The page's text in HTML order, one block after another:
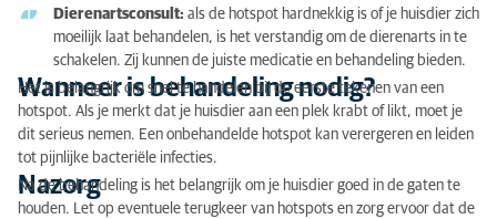
Dierenartsconsult: als de hotspot hardnekkig is of je huisdier zich
moeilijk laat behandelen, is het verstandig om de dierenarts in te
schakelen. Zij kunnen de juiste medicatie en behandeling bieden.
Wanneer is behandeling nodig?
Het is belangrijk om snel te handelen bij de eerste tekenen van een
hotspot. Als je merkt dat je huisdier aan een plek krabt of likt, moet je
dit serieus nemen. Een onbehandelde hotspot kan verergeren en leiden
tot pijnlijke bacteriële infecties.
Nazorg
Na de behandeling is het belangrijk om je huisdier goed in de gaten te
houden. Let op eventuele terugkeer van hotspots en zorg ervoor dat de